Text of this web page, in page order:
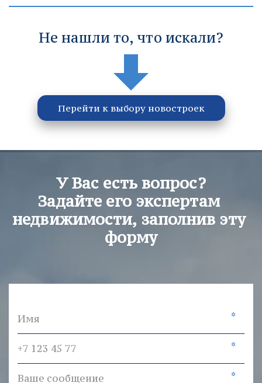
Не нашли то, что искали?
Перейти к выбору новостроек
У Вас есть вопрос?
Задайте его экспертам
недвижимости, заполнив эту
форму
*
*
*